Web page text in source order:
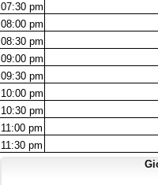
07:30 pm
08:00 pm
08:30 pm
09:00 pm
09:30 pm
10:00 pm
10:30 pm
11:00 pm
11:30 pm